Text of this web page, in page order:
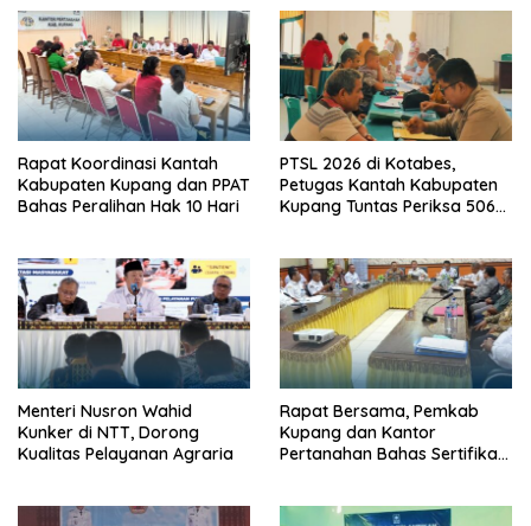
Rapat Koordinasi Kantah
Kabupaten Kupang dan PPAT
Bahas Peralihan Hak 10 Hari
PTSL 2026 di Kotabes,
Petugas Kantah Kabupaten
Kupang Tuntas Periksa 506
Menteri Nusron Wahid
Kunker di NTT, Dorong
Kualitas Pelayanan Agraria
Rapat Bersama, Pemkab
Kupang dan Kantor
Pertanahan Bahas Sertifikasi